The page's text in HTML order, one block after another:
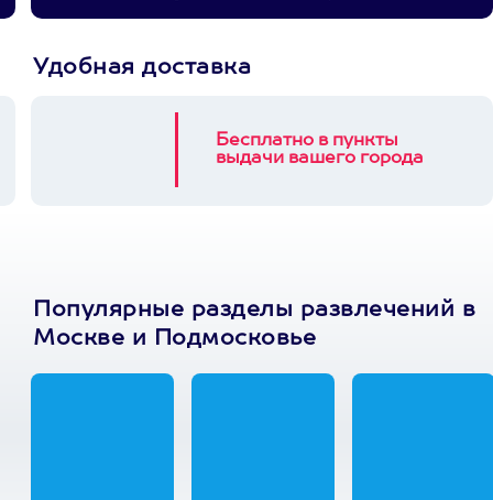
Удобная доставка
Бесплатно в пункты
выдачи вашего города
Популярные разделы развлечений в
Москве и Подмосковье